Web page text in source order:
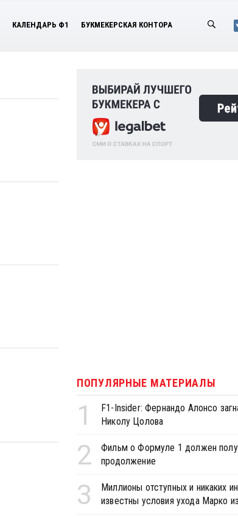
КАЛЕНДАРЬ Ф1 БУКМЕКЕРСКАЯ КОНТОРА
ПОПУЛЯРНЫЕ МАТЕРИАЛЫ
1
F1-Insider: Фернандо Алонсо
Николу Цолова
2
Фильм о Формуле 1 должен
продолжение
3
Миллионы отступных и никаких
известны условия ухода Марко